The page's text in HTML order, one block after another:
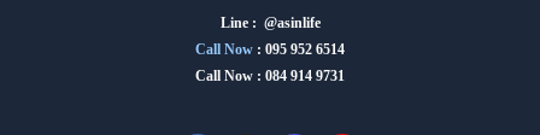
Line : @asinlife
Call Now : 095 952 6514
Call Now : 084 914 9731